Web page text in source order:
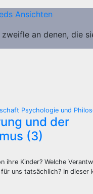
Ansichten
an denen, die
Psychologie und
und der
(3)
ihre Kinder? Welche
uns tatsächlich? In dieser